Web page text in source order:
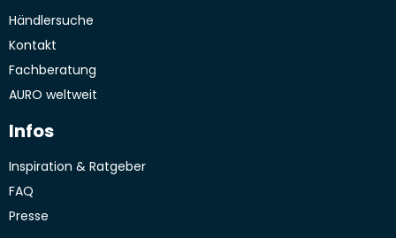
Händlersuche
Kontakt
Fachberatung
AURO weltweit
Infos
Inspiration & Ratgeber
FAQ
Presse